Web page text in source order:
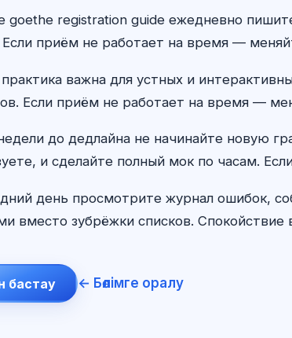
goethe registration guide ежедневно
Если приём не работает на время —
важна для устных и
Если приём не работает на время —
до дедлайна не начинайте новую
и сделайте полный мок по часам.
день просмотрите журнал ошибок,
вместо зубрёжки списков.
бастау ← Бөлімге оралу